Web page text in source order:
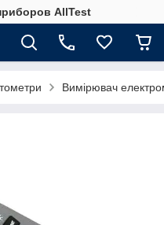
AllTest
Вимірювач